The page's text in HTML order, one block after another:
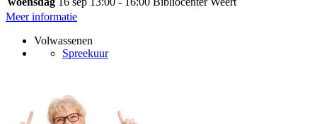
Meer informatie
Volwassenen
Spreekuur